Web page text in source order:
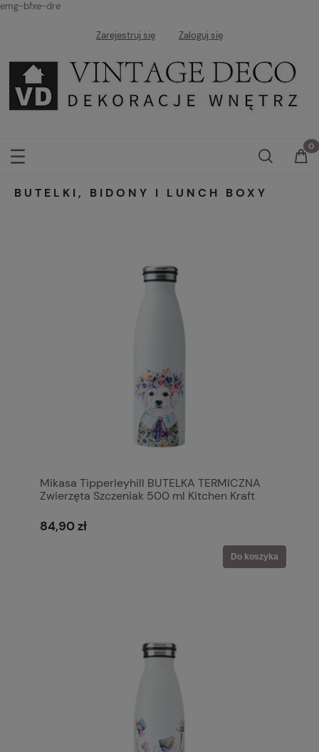
emg-bfxe-dre
Zarejestruj się Zaloguj się
BUTELKI, BIDONY I LUNCH BOXY
Mikasa Tipperleyhill BUTELKA TERMICZNA
Zwierzęta Szczeniak 500 ml Kitchen Kraft
84,90 zł
Do koszyka